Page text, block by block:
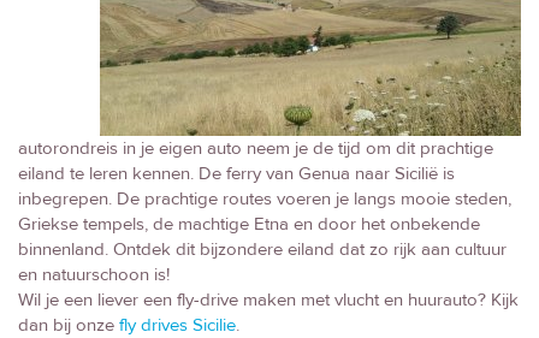
autorondreis in je eigen auto neem je de tijd om dit prachtige
eiland te leren kennen. De ferry van Genua naar Sicilië is
inbegrepen. De prachtige routes voeren je langs mooie steden,
Griekse tempels, de machtige Etna en door het onbekende
binnenland. Ontdek dit bijzondere eiland dat zo rijk aan cultuur
en natuurschoon is!
Wil je een liever een fly-drive maken met vlucht en huurauto? Kijk
dan bij onze fly drives Sicilie.